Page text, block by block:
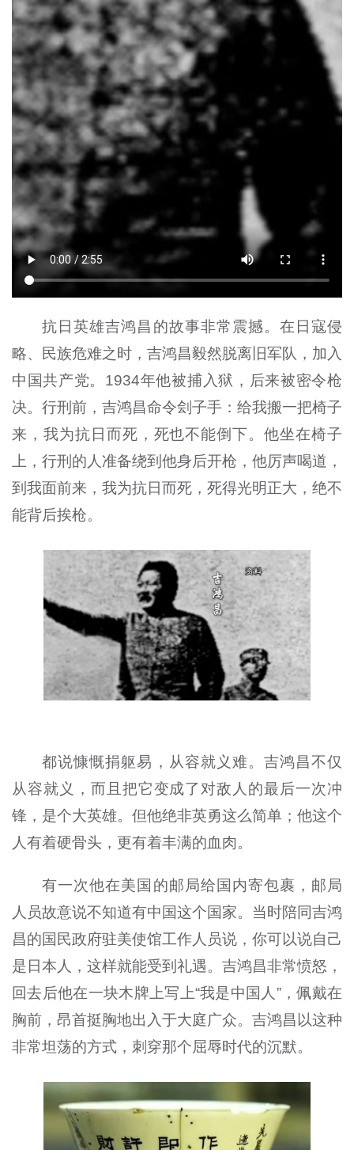
抗日英雄吉鸿昌的故事非常震撼。在日寇侵
略、民族危难之时，吉鸿昌毅然脱离旧军队，加入
中国共产党。1934年他被捕入狱，后来被密令枪
决。行刑前，吉鸿昌命令刽子手：给我搬一把椅子
来，我为抗日而死，死也不能倒下。他坐在椅子
上，行刑的人准备绕到他身后开枪，他厉声喝道，
到我面前来，我为抗日而死，死得光明正大，绝不
能背后挨枪。
都说慷慨捐躯易，从容就义难。吉鸿昌不仅
从容就义，而且把它变成了对敌人的最后一次冲
锋，是个大英雄。但他绝非英勇这么简单；他这个
人有着硬骨头，更有着丰满的血肉。
有一次他在美国的邮局给国内寄包裹，邮局
人员故意说不知道有中国这个国家。当时陪同吉鸿
昌的国民政府驻美使馆工作人员说，你可以说自己
是日本人，这样就能受到礼遇。吉鸿昌非常愤怒，
回去后他在一块木牌上写上“我是中国人”，佩戴在
胸前，昂首挺胸地出入于大庭广众。吉鸿昌以这种
非常坦荡的方式，刺穿那个屈辱时代的沉默。